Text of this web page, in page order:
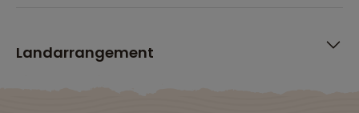
Landarrangement